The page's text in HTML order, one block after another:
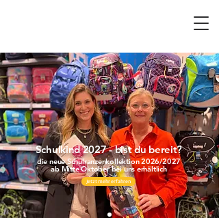
Schulkind 2027 - bist du bereit?
die neue Schulranzenkollektion 2026/2027
ab Mitte Oktober bei uns erhältlich
Jetzt mehr erfahren